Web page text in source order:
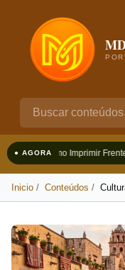
● AGORAComo Imprimir
Inicio Conteúdos